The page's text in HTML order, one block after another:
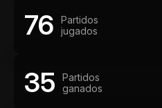
76
Partidos
jugados
35
Partidos
ganados